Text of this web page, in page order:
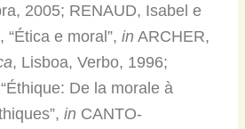
2005; RENAUD, Isabel e
e moral”, in ARCHER,
, Lisboa, Verbo, 1996;
De la morale à
in CANTO-